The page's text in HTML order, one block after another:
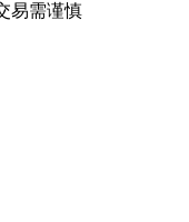
易需谨慎